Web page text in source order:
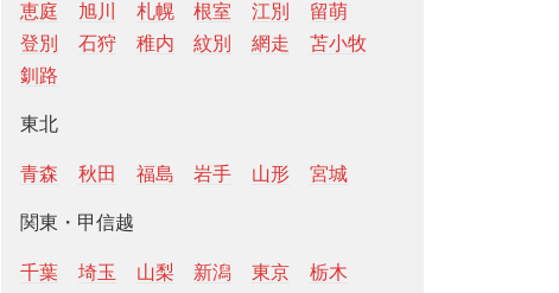
恵庭
旭川 札幌 根室 江別
留萌
登別
石狩 稚内 紋別 網走
苫小牧
釧路
東北
青森 秋田 福島 岩手 山形 宮城
関東・甲信越
千葉 埼玉 山梨 新潟 東京
栃木